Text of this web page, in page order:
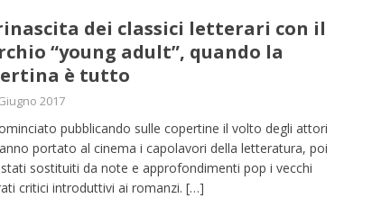
num.16/2026 – Legge di Bilancio 2026 – Il nuovo limite di 5000
in denaro, ma anche i benefit aziendali
caregiver: la sfida quotidiana dell’assistenza tra ferie e rinunce
dei classici letterari con il
“young adult”, quando la
è tutto
2017
pubblicando sulle copertine il volto degli attori
portato al cinema i capolavori della letteratura, poi
sostituiti da note e approfondimenti pop i vecchi
critici introduttivi ai romanzi. […]